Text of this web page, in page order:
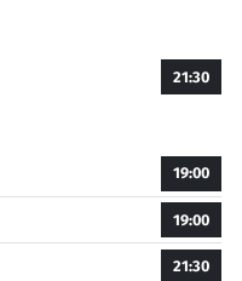
21:30
19:00
19:00
21:30